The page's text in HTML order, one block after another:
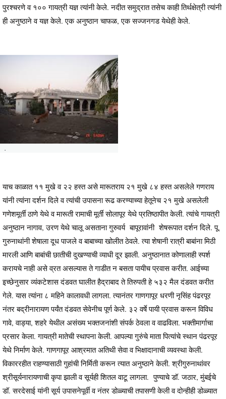
पुरश्चरणे व १०० गायत्री यज्ञ त्यांनी केले. नदीत समुद्रात तसेच काही तिर्थक्षेत्री त्यांनी
ही अनुष्ठाने व यज्ञ केले. एक अनुष्ठान चाफळ, एक सज्जनगड येथेही केले.
.
याच काळात ११ मुखे व २२ हस्त असे मारूतराय २१ मुखे ८४ हस्त असलेले गणराय
यांनी त्यांना दर्शन दिले व त्यांची उपासना रूढ करण्याच्या हेतूनेच २१ मुखे असलेली
गणेशमूर्ती ठाणे येथे व मारूती रामाची मूर्ती सोलापूर येथे प्रतिष्ठापीत केली. त्यांचे गायत्री
अनुष्ठान नागाव, उरण येथे चालू असताना गुरुवर्य बापूरावांनी शेषरूपात दर्शन दिले. पू.
गुरुनाथांनी शेषाला दूध पाजले व बाबाच्या खोलीत ठेवले. त्या शेषानी रात्री बाबांना मिठी
मारली आणि बाबांची छातीची दुखण्याची व्याधी दूर झाली. अनुष्ठानात कोणालाही स्पर्श
करायचे नाही असे व्रत असल्यास ते गाडीत न बसता पायीच प्रवास करीत. आईच्या
इच्छेनुसार व्यंकटेशास दंडवत घालीत हैद्राबाद ते तिरुपती हे ५३२ मैल दंडवत करीत
गेले. यास त्यांना ८ महिने कालावधी लागला. त्यानंतर गाणगापूर धरणी नृसिंह पंढरपूर
नंतर बद्रीनारायण पर्यंत दंडवत सेवेनीच पूर्ण केले. ३२ वर्षे पायी प्रवास करून विविध
गावे, वाड्या, शहरे येथील असंख्य भक्तजनांशी संपर्क ठेवला व वाढविला. भक्तीमार्गाचा
प्रसार केला. गायत्री मातेची स्थापना केली. आपल्या गुरुंचे माता पित्यांचे स्थान पंढरपूर
येथे निर्माण केले. गाणगापूर आश्रमात अतिथी सेवा व भिक्षादानाची व्यवस्था केली.
विकाररहीत राहण्यासाठी गुहांची निर्मिती करून त्यात अनुष्ठाने केली. श्रीगुरुनाथांवर
श्रीसूर्यनारायणाची कृपा झाली व सूर्यही शितल वाटू लागला. पुण्याचे डॉ. जठार, मुंबईचे
डॉ. सरदेसाई यांनी सूर्य उपासनेपूर्वी व नंतर डोळ्याची तपासणी केली व दोन्हीही डोळ्यात